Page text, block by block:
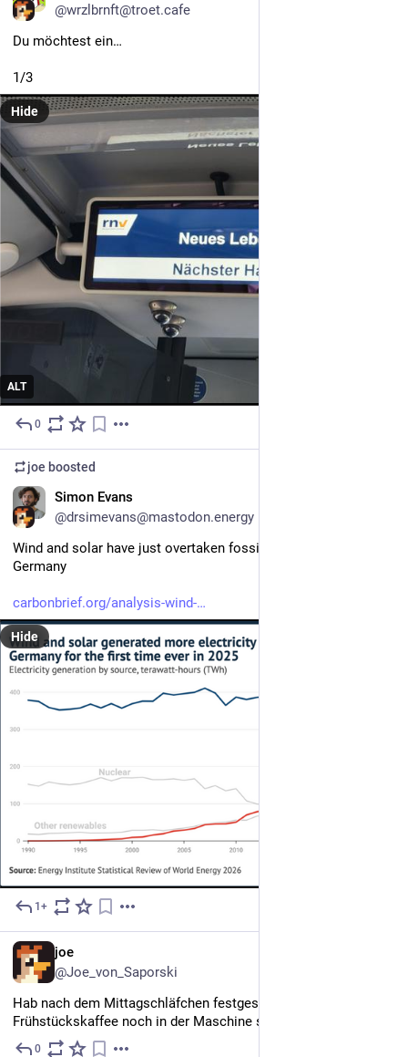
@wrzlbrnft@troet.cafe
Du möchtest ein…
1/3
ALT
Hide
0
joe boosted
Simon Evans
@drsimevans@mastodon.energy
Wind and solar have just overtaken fossil-fuel power in
Germany
carbonbrief.org/analysis-wind-
Hide
1+
joe
@Joe_von_Saporski
Hab nach dem Mittagschläfchen festgestellt, dass mein
Frühstückskaffee noch in der Maschine steht m)
0